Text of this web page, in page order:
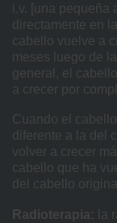
i.v. [una pequeña
directamente en
cabello vuelve a
meses luego de
general, el
a crecer por
Cuando el
diferente a la del
volver a crecer
cabello que ha
del cabello
Radioterapia:
la